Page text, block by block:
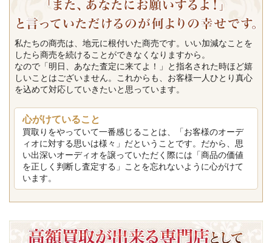
私たちの商売は、地元に根付いた商売です。いい加減なことを
したら商売を続けることができなくなりますから。
なので「明日、あなた査定に来てよ！」と指名された時ほど嬉
しいことはございません。これからも、お客様一人ひとり真心
を込めて対応していきたいと思っています。
心がけていること
買取りをやっていて一番感じることは、「お客様のオーデ
ィオに対する思いは様々」だということです。だから、思
い出深いオーディオを譲っていただく際には「商品の価値
を正しく判断し査定する」ことを忘れないように心がけて
います。